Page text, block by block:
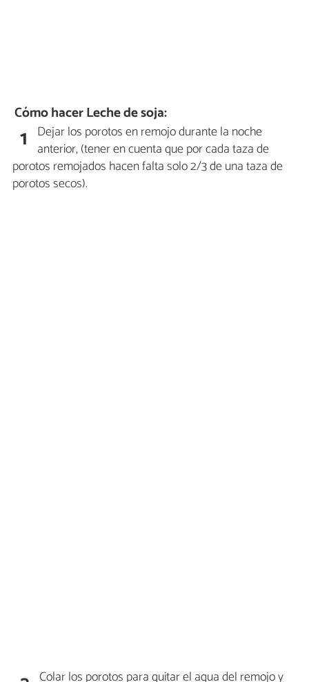
Cómo hacer Leche de soja:
1 Dejar los porotos en remojo durante la noche
anterior, (tener en cuenta que por cada taza de
porotos remojados hacen falta solo 2/3 de una taza de
porotos secos).
Colar los porotos para quitar el agua del remojo y